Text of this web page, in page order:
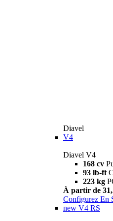
Diavel
V4
Diavel V4
168 cv
93 lb-ft
223 kg
À partir de
Configurez En
new V4 RS